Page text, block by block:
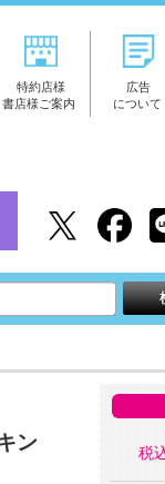
特約店様
書店様ご案内
広告
について
ン
税